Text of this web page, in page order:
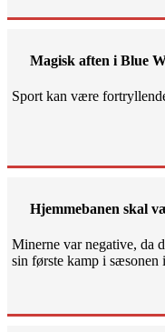
Magisk aften i Blue
Sport kan være
Hjemmebanen skal
Minerne var negative, da
sin første kamp i